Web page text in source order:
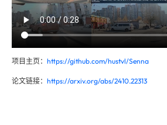
项目主页： https://github.com/hustvl/Senna
论文链接： https://arxiv.org/abs/2410.22313